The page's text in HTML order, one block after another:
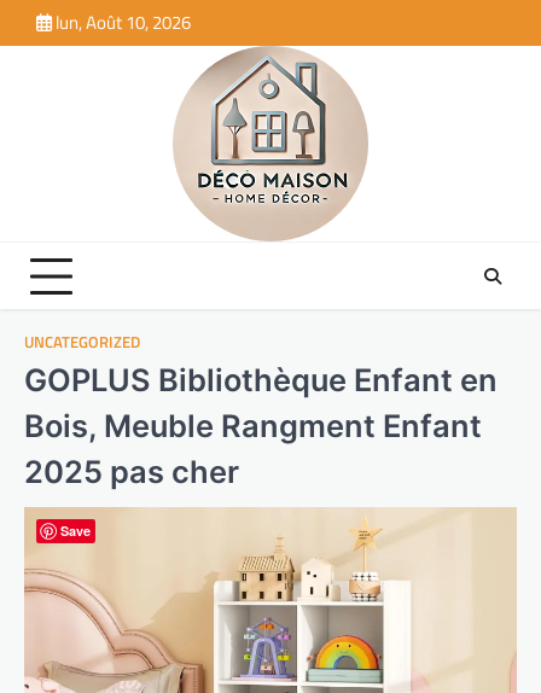
to
lun, Août 10, 2026
UNCATEGORIZED
GOPLUS Bibliothèque Enfant en
Bois, Meuble Rangment Enfant
2025 pas cher
Save